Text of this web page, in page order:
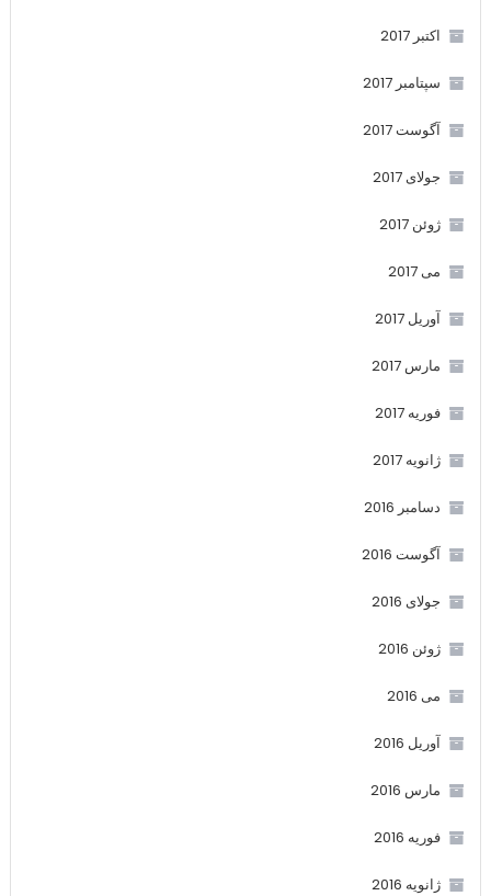
اکتبر 2017
سپتامبر 2017
آگوست 2017
جولای 2017
ژوئن 2017
می 2017
آوریل 2017
مارس 2017
فوریه 2017
ژانویه 2017
دسامبر 2016
آگوست 2016
جولای 2016
ژوئن 2016
می 2016
آوریل 2016
مارس 2016
فوریه 2016
ژانویه 2016